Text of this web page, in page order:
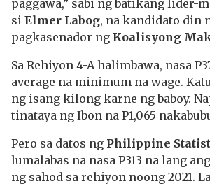
paggawa,” sabi ng batikang lider-
si Elmer Labog, na kandidato din
pagkasenador ng Koalisyong
Sa Rehiyon 4-A halimbawa, nasa
average na minimum na wage.
ng isang kilong karne ng baboy.
tinataya ng Ibon na P1,065
Pero sa datos ng Philippine
lumalabas na nasa P313 na lang
ng sahod sa rehiyon noong 2021.